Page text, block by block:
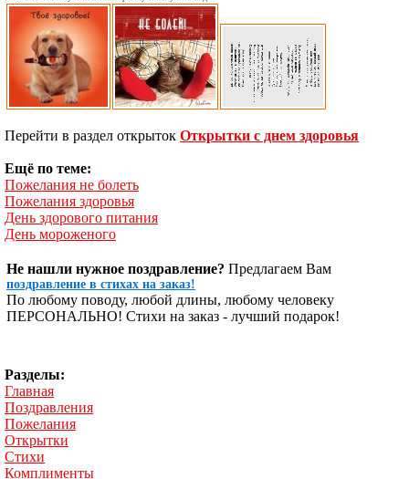
Перейти в раздел открыток Открытки с днем здоровья
Ещё по теме:
Пожелания не болеть
Пожелания здоровья
День здорового питания
День мороженого
Не нашли нужное поздравление? Предлагаем Вам
поздравление в стихах на заказ!
По любому поводу, любой длины, любому человеку
ПЕРСОНАЛЬНО! Стихи на заказ - лучший подарок!
Разделы:
Главная
Поздравления
Пожелания
Открытки
Стихи
Комплименты